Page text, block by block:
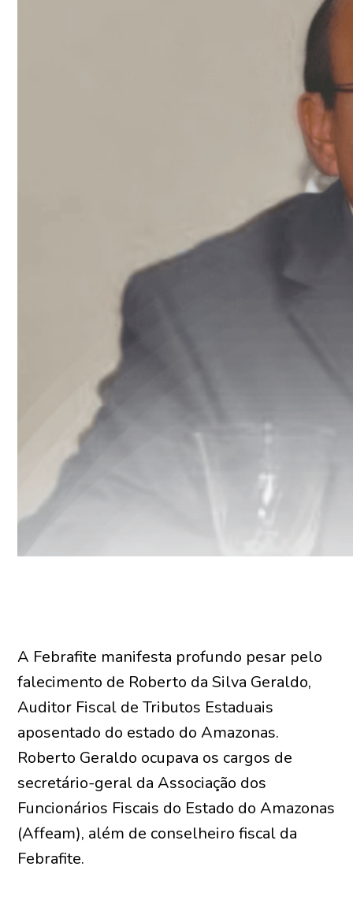
A Febrafite manifesta profundo pesar pelo
falecimento de Roberto da Silva Geraldo,
Auditor Fiscal de Tributos Estaduais
aposentado do estado do Amazonas.
Roberto Geraldo ocupava os cargos de
secretário-geral da Associação dos
Funcionários Fiscais do Estado do Amazonas
(Affeam), além de conselheiro fiscal da
Febrafite.